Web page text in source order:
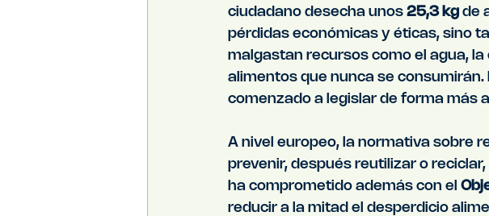
ciudadano desecha unos 25,3 kg de
pérdidas económicas y éticas, sino
malgastan recursos como el agua,
alimentos que nunca se consumirán.
comenzado a legislar de forma más
A nivel europeo, la normativa sobre
prevenir, después reutilizar o
ha comprometido además con el
reducir a la mitad el desperdicio